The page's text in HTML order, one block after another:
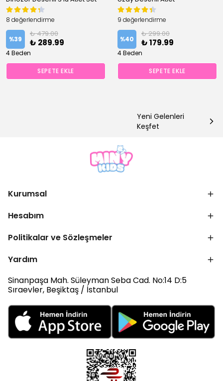
8 değerlendirme
%39
₺ 479.00
₺ 289.99
4 Beden
SEPETE EKLE
9 değerlendirme
%40
₺ 299.00
₺ 179.99
4 Beden
SEPETE EKLE
Yeni Gelenleri
Keşfet
Kurumsal
Hesabım
Politikalar ve Sözleşmeler
Yardım
Sinanpaşa Mah. Süleyman Seba Cad. No:14 D:5
Sıraevler, Beşiktaş / İstanbul